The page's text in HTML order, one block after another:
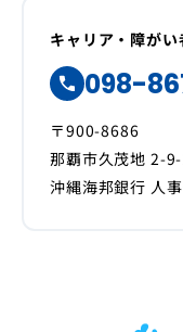
キャリア・障が
098-
〒900-8686
那覇市久茂地 2-
沖縄海邦銀行 人